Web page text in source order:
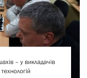
– у викладачів